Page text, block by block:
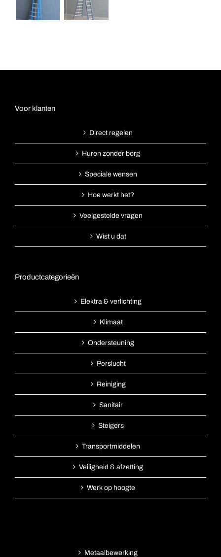
Voor klanten
Direct regelen
Huren zonder borg
Speciale wensen
Hoe werkt het?
Veelgestelde vragen
Wist u dat
Productcategorieën
Elektra & verlichting
Klimaat
Ondersteuning
Perslucht
Reiniging
Sanitair
Steigers
Transportmiddelen
Veiligheid & afzetting
Werk op hoogte
Metaalbewerking